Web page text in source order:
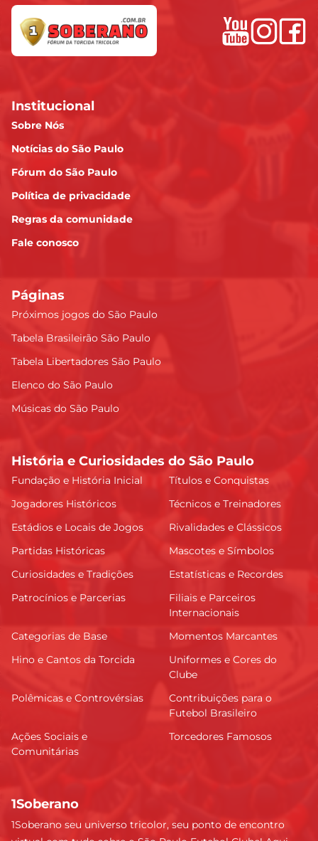
Institucional
Sobre Nós
Notícias do São Paulo
Fórum do São Paulo
Política de privacidade
Regras da comunidade
Fale conosco
Páginas
Próximos jogos do São Paulo
Tabela Brasileirão São Paulo
Tabela Libertadores São Paulo
Elenco do São Paulo
Músicas do São Paulo
História e Curiosidades do São Paulo
Fundação e História Inicial
Títulos e Conquistas
Jogadores Históricos
Técnicos e Treinadores
Estádios e Locais de Jogos
Rivalidades e Clássicos
Partidas Históricas
Mascotes e Símbolos
Curiosidades e Tradições
Estatísticas e Recordes
Patrocínios e Parcerias
Filiais e Parceiros
Internacionais
Categorias de Base
Momentos Marcantes
Hino e Cantos da Torcida
Uniformes e Cores do
Clube
Polêmicas e Controvérsias
Contribuições para o
Futebol Brasileiro
Ações Sociais e
Comunitárias
Torcedores Famosos
1Soberano
1Soberano seu universo tricolor, seu ponto de encontro